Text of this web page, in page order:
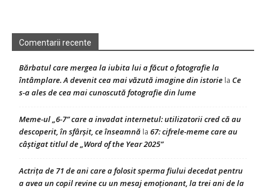
Comentarii recente
Bărbatul care mergea la iubita lui a făcut o fotografie la
întâmplare. A devenit cea mai văzută imagine din istorie la Ce
s-a ales de cea mai cunoscută fotografie din lume
Meme-ul „6-7” care a invadat internetul: utilizatorii cred că au
descoperit, în sfârșit, ce înseamnă la 67: cifrele-meme care au
câștigat titlul de „Word of the Year 2025”
Actrița de 71 de ani care a folosit sperma fiului decedat pentru
a avea un copil revine cu un mesaj emoționant, la trei ani de la